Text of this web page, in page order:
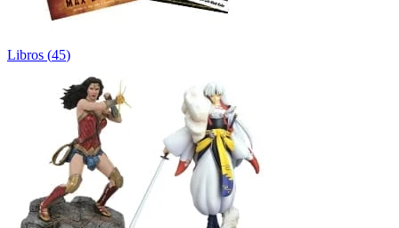
Libros (45)